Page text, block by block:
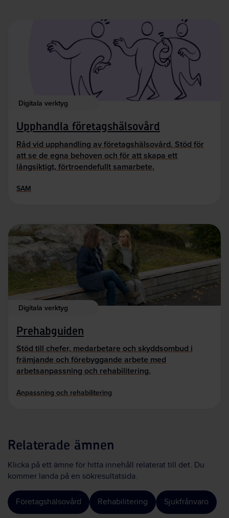
Digitala verktyg
Upphandla företagshälsovård
Råd vid upphandling av företagshälsovård. Stöd för
att se de egna behoven och för att skapa ett
långsiktigt, förtroendefullt samarbete.
SAM
Digitala verktyg
Prehabguiden
Stöd till chefer, medarbetare och skyddsombud i
främjande och förebyggande arbete med
arbetsanpassning och rehabilitering.
Anpassning och rehabilitering
Relaterade ämnen
Klicka på ett ämne för hitta innehåll relaterat till det. Du
kommer landa på en sökresultatsida.
Företagshälsovård Rehabilitering Sjukfrånvaro